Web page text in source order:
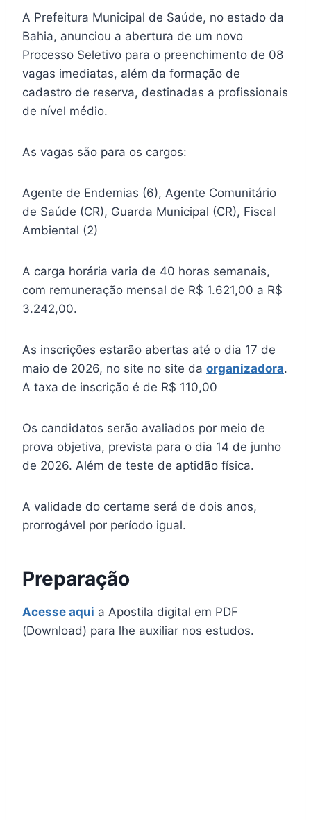
A Prefeitura Municipal de Saúde, no estado da
Bahia, anunciou a abertura de um novo
Processo Seletivo para o preenchimento de 08
vagas imediatas, além da formação de
cadastro de reserva, destinadas a profissionais
de nível médio.
As vagas são para os cargos:
Agente de Endemias (6), Agente Comunitário
de Saúde (CR), Guarda Municipal (CR), Fiscal
Ambiental (2)
A carga horária varia de 40 horas semanais,
com remuneração mensal de R$ 1.621,00 a R$
3.242,00.
As inscrições estarão abertas até o dia 17 de
maio de 2026, no site no site da organizadora.
A taxa de inscrição é de R$ 110,00
Os candidatos serão avaliados por meio de
prova objetiva, prevista para o dia 14 de junho
de 2026. Além de teste de aptidão física.
A validade do certame será de dois anos,
prorrogável por período igual.
Preparação
Acesse aqui a Apostila digital em PDF
(Download) para lhe auxiliar nos estudos.